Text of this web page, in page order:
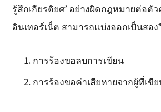
รู้สึกเกียรติยศ’ อย่างผิดกฎหมายต่อตั
อินเทอร์เน็ต สามารถแบ่งออกเป็นสอ
การร้องขอลบการเขียน
การร้องขอค่าเสียหายจากผู้ที่เขี